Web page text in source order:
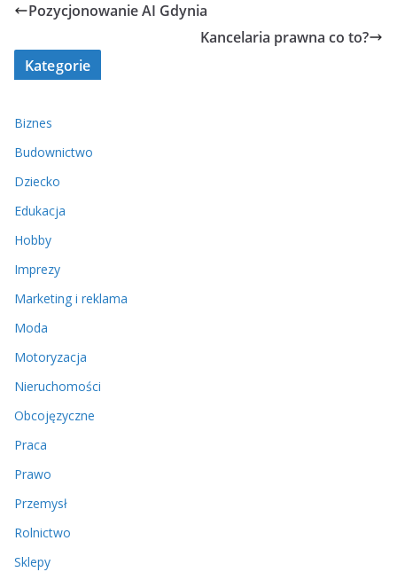
Pozycjonowanie AI Gdynia
Kancelaria prawna co to?
Kategorie
Biznes
Budownictwo
Dziecko
Edukacja
Hobby
Imprezy
Marketing i reklama
Moda
Motoryzacja
Nieruchomości
Obcojęzyczne
Praca
Prawo
Przemysł
Rolnictwo
Sklepy